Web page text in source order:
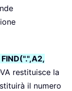
restituisce la
il numero